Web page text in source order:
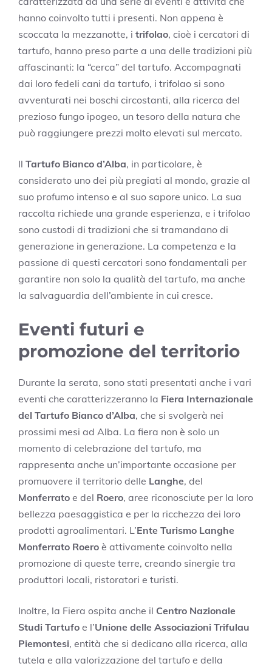
hanno coinvolto tutti i presenti. Non appena è
scoccata la mezzanotte, i trifolao, cioè i cercatori di
tartufo, hanno preso parte a una delle tradizioni più
affascinanti: la “cerca” del tartufo. Accompagnati
dai loro fedeli cani da tartufo, i trifolao si sono
avventurati nei boschi circostanti, alla ricerca del
prezioso fungo ipogeo, un tesoro della natura che
può raggiungere prezzi molto elevati sul mercato.
Il Tartufo Bianco d’Alba, in particolare, è
considerato uno dei più pregiati al mondo, grazie al
suo profumo intenso e al suo sapore unico. La sua
raccolta richiede una grande esperienza, e i trifolao
sono custodi di tradizioni che si tramandano di
generazione in generazione. La competenza e la
passione di questi cercatori sono fondamentali per
garantire non solo la qualità del tartufo, ma anche
la salvaguardia dell’ambiente in cui cresce.
Eventi futuri e
promozione del territorio
Durante la serata, sono stati presentati anche i vari
eventi che caratterizzeranno la Fiera Internazionale
del Tartufo Bianco d’Alba, che si svolgerà nei
prossimi mesi ad Alba. La fiera non è solo un
momento di celebrazione del tartufo, ma
rappresenta anche un’importante occasione per
promuovere il territorio delle Langhe, del
Monferrato e del Roero, aree riconosciute per la loro
bellezza paesaggistica e per la ricchezza dei loro
prodotti agroalimentari. L’Ente Turismo Langhe
Monferrato Roero è attivamente coinvolto nella
promozione di queste terre, creando sinergie tra
produttori locali, ristoratori e turisti.
Inoltre, la Fiera ospita anche il Centro Nazionale
Studi Tartufo e l’Unione delle Associazioni Trifulau
Piemontesi, entità che si dedicano alla ricerca, alla
tutela e alla valorizzazione del tartufo e della